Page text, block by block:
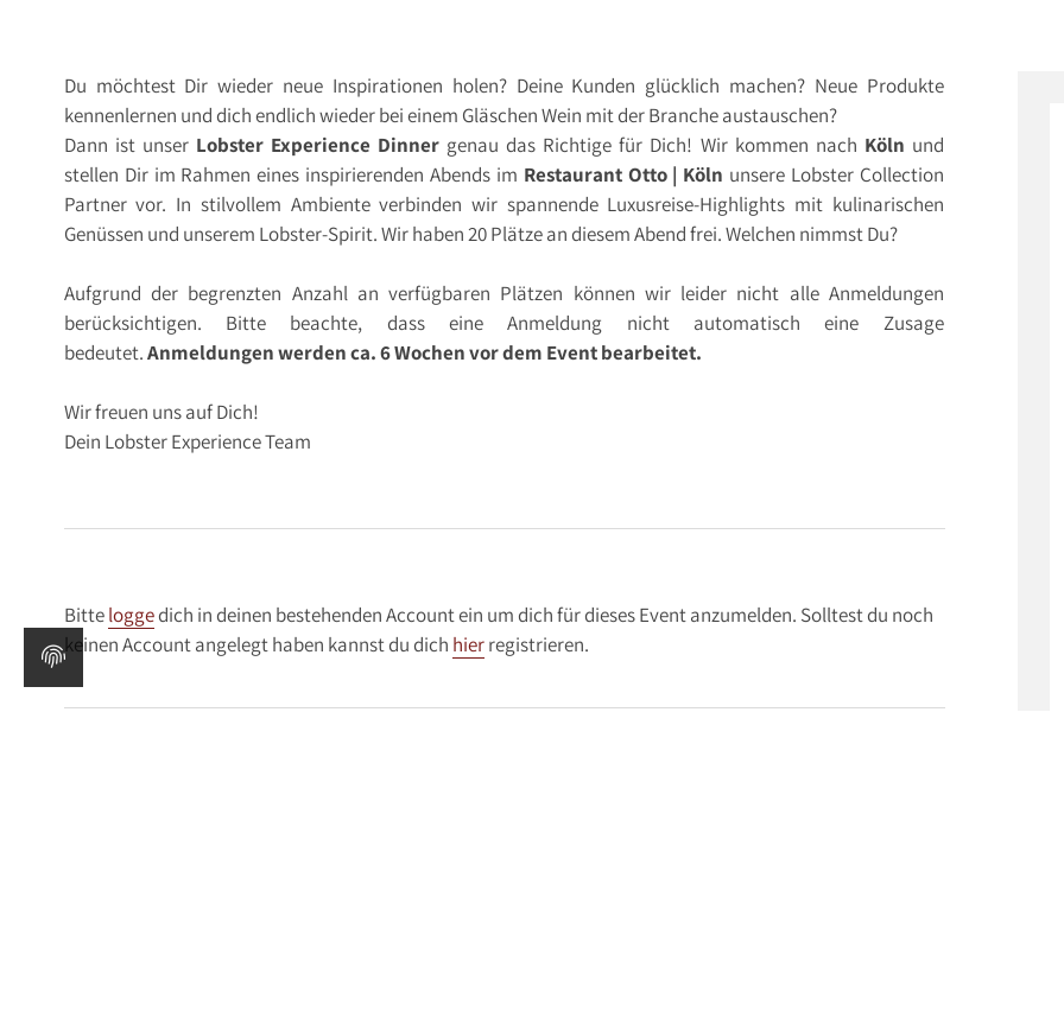
Du möchtest Dir wieder neue Inspirationen holen? Deine Kunden glücklich machen? Neue Produkte
kennenlernen und dich endlich wieder bei einem Gläschen Wein mit der Branche austauschen?
Dann ist unser Lobster Experience Dinnergenau das Richtige für Dich! Wir kommen nach Köln und
stellen Dir im Rahmen eines inspirierenden Abends im Restaurant Otto | Köln unsere Lobster Collection
Partner vor. In stilvollem Ambiente verbinden wir spannende Luxusreise-Highlights mit kulinarischen
Genüssen und unserem Lobster-Spirit. Wir haben 20 Plätze an diesem Abend frei. Welchen nimmst Du?
Aufgrund der begrenzten Anzahl an verfügbaren Plätzen können wir leider nicht alle Anmeldungen
berücksichtigen. Bitte beachte, dass eine Anmeldung nicht automatisch eine Zusage
bedeutet.Anmeldungen werden ca. 6 Wochen vor dem Event bearbeitet.
Wir freuen uns auf Dich!
Dein Lobster Experience Team
Bitteloggedich in deinen bestehenden Account ein um dich für dieses Event anzumelden. Solltest du noch
keinen Account angelegt haben kannst du dich hierregistrieren.